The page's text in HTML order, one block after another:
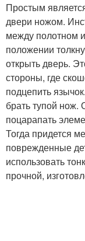
Простым
двери ножом.
между полотном
положении
открыть дверь.
стороны, где
подцепить
брать тупой
поцарапать
Тогда придется
поврежденные
использовать
прочной,